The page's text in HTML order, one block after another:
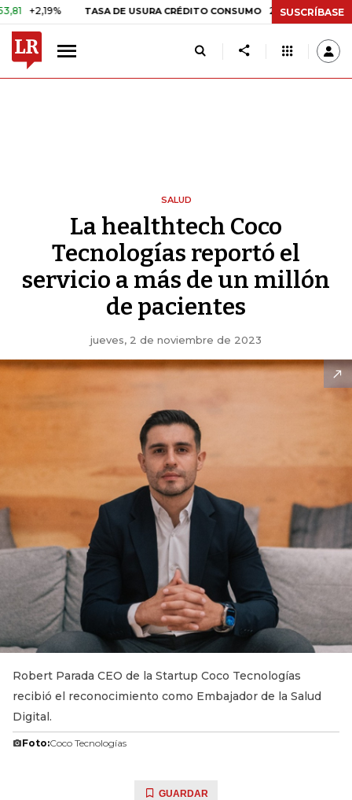
TASA DE USURA CRÉDITO CONSUMO 29,66% +0,87% +3,02%
SUSCRÍBASE
SALUD
La healthtech Coco
Tecnologías reportó el
servicio a más de un millón
de pacientes
jueves, 2 de noviembre de 2023
Robert Parada CEO de la Startup Coco Tecnologías
recibió el reconocimiento como Embajador de la Salud
Digital.
Foto:Coco Tecnologías
GUARDAR